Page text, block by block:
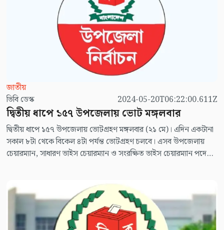
জাতীয়
ভিবি ডেস্ক
2024-05-20T06:22:00.611Z
দ্বিতীয় ধাপে ১৫৭ উপজেলায় ভোট মঙ্গলবার
দ্বিতীয় ধাপে ১৫৭ উপজেলায় ভোটগ্রহণ মঙ্গলবার (২১ মে)। এদিন একটানা
সকাল ৮টা থেকে বিকেল ৪টা পর্যন্ত ভোটগ্রহণ চলবে। এসব উপজেলায়
চেয়ারম্যান, সাধারণ ভাইস চেয়ারম্যান ও সংরক্ষিত ভাইস চেয়ারম্যান পদে